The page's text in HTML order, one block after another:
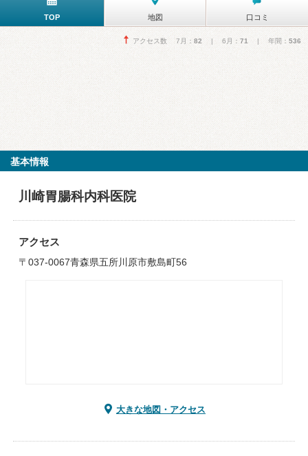
TOP 地図 口コミ
アクセス数 7月： 82 | 6月： 71 | 年間： 536
基本情報
川崎胃腸科内科医院
アクセス
〒037-0067青森県五所川原市敷島町56
大きな地図・アクセス